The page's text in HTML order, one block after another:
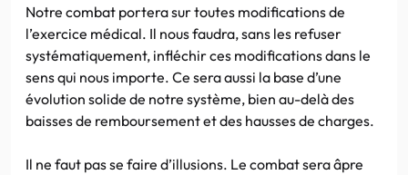
Notre combat portera sur toutes modifications de
l’exercice médical. Il nous faudra, sans les refuser
systématiquement, infléchir ces modifications dans le
sens qui nous importe. Ce sera aussi la base d’une
évolution solide de notre système, bien au-delà des
baisses de remboursement et des hausses de charges.
Il ne faut pas se faire d’illusions. Le combat sera âpre